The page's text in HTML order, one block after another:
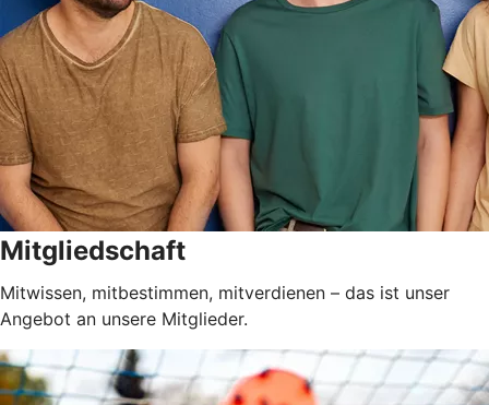
Mitgliedschaft
Mitwissen, mitbestimmen, mitverdienen – das ist unser
Angebot an unsere Mitglieder.